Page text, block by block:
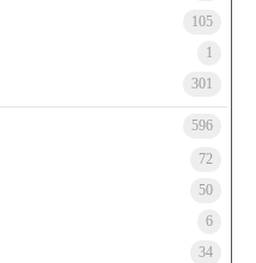
105
1
301
596
72
50
6
34